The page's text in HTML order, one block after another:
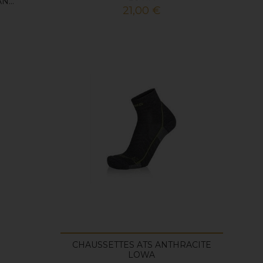
Prix
21,00 €
CHAUSSETTES ATS ANTHRACITE
LOWA